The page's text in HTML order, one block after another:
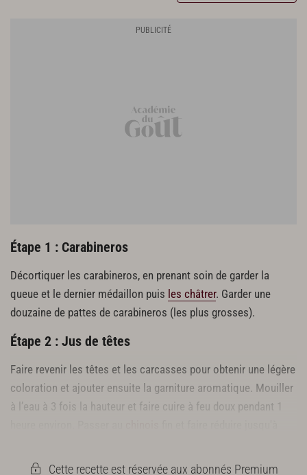
Étape 1 : Carabineros
Décortiquer les carabineros, en prenant soin de garder la
queue et le dernier médaillon puis les châtrer. Garder une
douzaine de pattes de carabineros (les plus grosses).
Étape 2 : Jus de têtes
Faire revenir les têtes et les carcasses pour obtenir une légère
coloration et ajouter ensuite la garniture aromatique. Mouiller
à l’eau à 3 fois la hauteur et faire cuire à feu doux pendant 1
Cette recette est réservée aux abonnés Premium